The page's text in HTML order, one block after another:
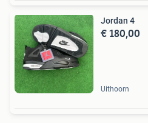
Jordan 4
€ 180,00
Uithoorn